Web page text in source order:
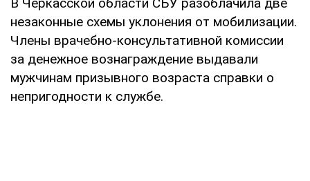
незаконные схемы уклонения от мобилизации.
Члены врачебно-консультативной комиссии
за денежное вознаграждение выдавали
мужчинам призывного возраста справки о
непригодности к службе.